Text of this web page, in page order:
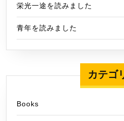
栄光一途を読みました
青年を読みました
カテゴ
Books